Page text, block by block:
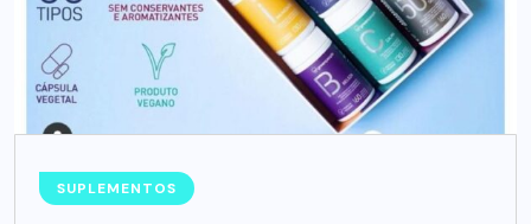
SUPLEMENTOS